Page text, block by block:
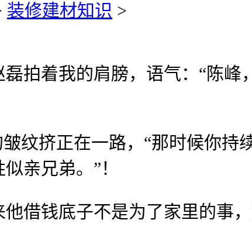
装修建材知识 >
着我的肩膀，语气：“陈峰
挤正在一路，“那时候你持
亲兄弟。”！
钱底子不是为了家里的事